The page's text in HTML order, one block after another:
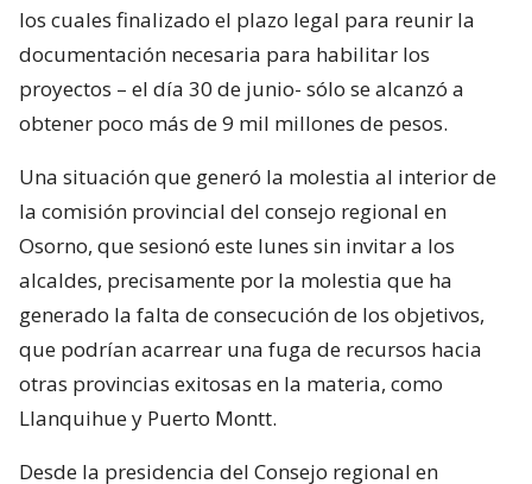
los cuales finalizado el plazo legal para reunir la
documentación necesaria para habilitar los
proyectos – el día 30 de junio- sólo se alcanzó a
obtener poco más de 9 mil millones de pesos.
Una situación que generó la molestia al interior de
la comisión provincial del consejo regional en
Osorno, que sesionó este lunes sin invitar a los
alcaldes, precisamente por la molestia que ha
generado la falta de consecución de los objetivos,
que podrían acarrear una fuga de recursos hacia
otras provincias exitosas en la materia, como
Llanquihue y Puerto Montt.
Desde la presidencia del Consejo regional en